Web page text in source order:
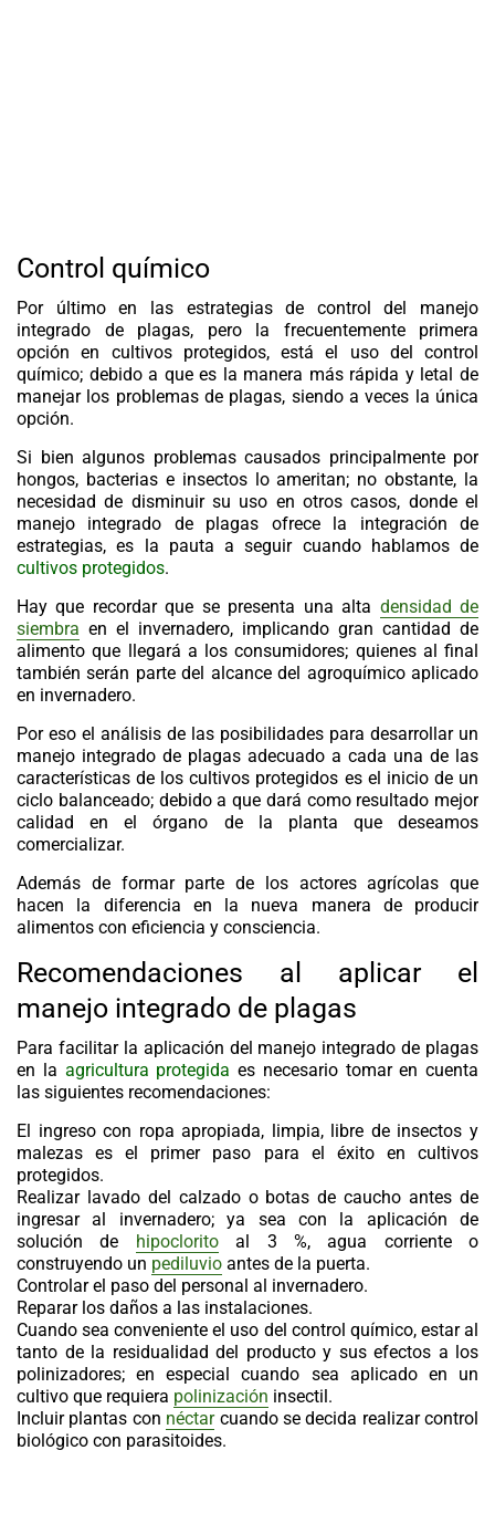
Control químico
Por último en las estrategias de control del manejo
integrado de plagas, pero la frecuentemente primera
opción en cultivos protegidos, está el uso del control
químico; debido a que es la manera más rápida y letal de
manejar los problemas de plagas, siendo a veces la única
opción.
Si bien algunos problemas causados principalmente por
hongos, bacterias e insectos lo ameritan; no obstante, la
necesidad de disminuir su uso en otros casos, donde el
manejo integrado de plagas ofrece la integración de
estrategias, es la pauta a seguir cuando hablamos de
cultivos protegidos.
Hay que recordar que se presenta una alta densidad de
siembra en el invernadero, implicando gran cantidad de
alimento que llegará a los consumidores; quienes al final
también serán parte del alcance del agroquímico aplicado
en invernadero.
Por eso el análisis de las posibilidades para desarrollar un
manejo integrado de plagas adecuado a cada una de las
características de los cultivos protegidos es el inicio de un
ciclo balanceado; debido a que dará como resultado mejor
calidad en el órgano de la planta que deseamos
comercializar.
Además de formar parte de los actores agrícolas que
hacen la diferencia en la nueva manera de producir
alimentos con eficiencia y consciencia.
Recomendaciones al aplicar el
manejo integrado de plagas
Para facilitar la aplicación del manejo integrado de plagas
en la agricultura protegida es necesario tomar en cuenta
las siguientes recomendaciones:
El ingreso con ropa apropiada, limpia, libre de insectos y
malezas es el primer paso para el éxito en cultivos
protegidos.
Realizar lavado del calzado o botas de caucho antes de
ingresar al invernadero; ya sea con la aplicación de
solución de hipocloritoal 3 %, agua corriente o
construyendo un pediluvio antes de la puerta.
Controlar el paso del personal al invernadero.
Reparar los daños a las instalaciones.
Cuando sea conveniente el uso del control químico, estar al
tanto de la residualidad del producto y sus efectos a los
polinizadores; en especial cuando sea aplicado en un
cultivo que requiera polinización insectil.
Incluir plantas con néctarcuando se decida realizar control
biológico con parasitoides.